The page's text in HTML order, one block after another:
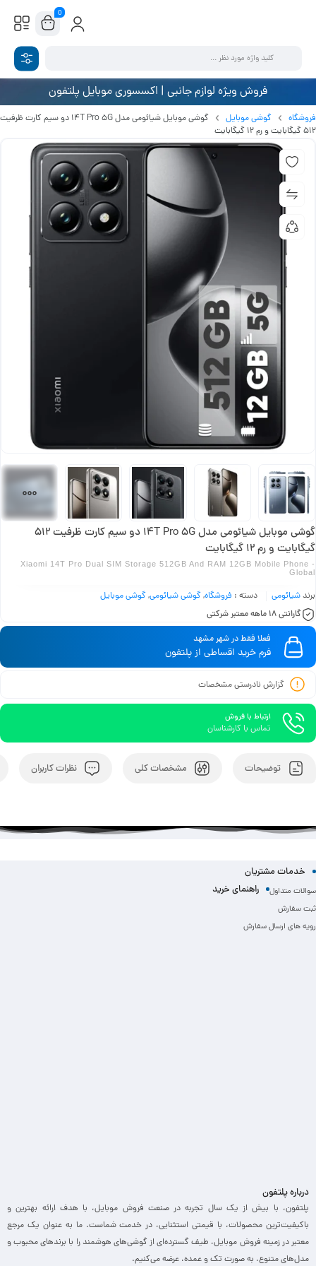
0
فروش ویژه لوازم جانبی | اکسسوری موبایل پلتفون
فروشگاه گوشی موبایل
گوشی موبایل شیائومی مدل 14T Pro 5G دو سیم کارت ظرفیت
512 گیگابایت و رم 12 گیگابایت
گوشی موبایل شیائومی مدل 14T Pro 5G دو سیم کارت ظرفیت 512
گیگابایت و رم 12 گیگابایت
Xiaomi 14T Pro Dual SIM Storage 512GB And RAM 12GB Mobile Phone -
Global
برندشیائومی دسته : فروشگاه,گوشی شیائومی,گوشی موبایل
گارانتی 18 ماهه معتبر شرکتی
فعلا فقط در شهر مشهد
فرم خرید اقساطی از پلتفون
گزارش نادرستی مشخصات
ارتباط با فروش
تماس با کارشناسان
توضیحات مشخصات کلی نظرات کاربران
خدمات مشتریان
سوالات متداول راهنمای خرید
ثبت سفارش
رویه های ارسال سفارش
درباره پلتفون
پلتفون، با بیش از یک سال تجربه در صنعت فروش موبایل، با هدف ارائه بهترین و
باکیفیت‌ترین محصولات، با قیمتی استثنایی، در خدمت شماست. ما به عنوان یک مرجع
معتبر در زمینه فروش موبایل، طیف گسترده‌ای از گوشی‌های هوشمند را با برندهای محبوب و
مدل‌های متنوع، به صورت تک و عمده، عرضه می‌کنیم.